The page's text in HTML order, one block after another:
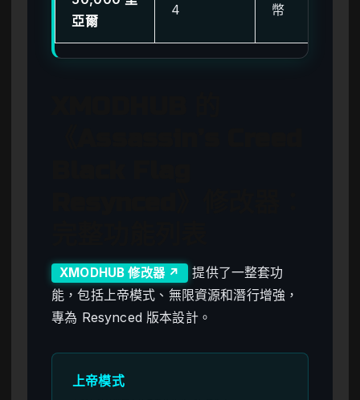
亞爾
4 幣
XMODHUB 修改器 ↗
提供了一整套功
能，包括上帝模式、無限資源和潛行增強，
專為 Resynced 版本設計。
上帝模式